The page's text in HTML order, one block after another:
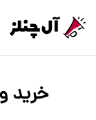
خرید